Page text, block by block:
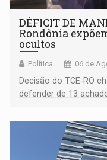
DÉFICIT DE
Rondônia
ocultos
Política 06 de
Decisão do TCE-RO
defender de 13
mandato